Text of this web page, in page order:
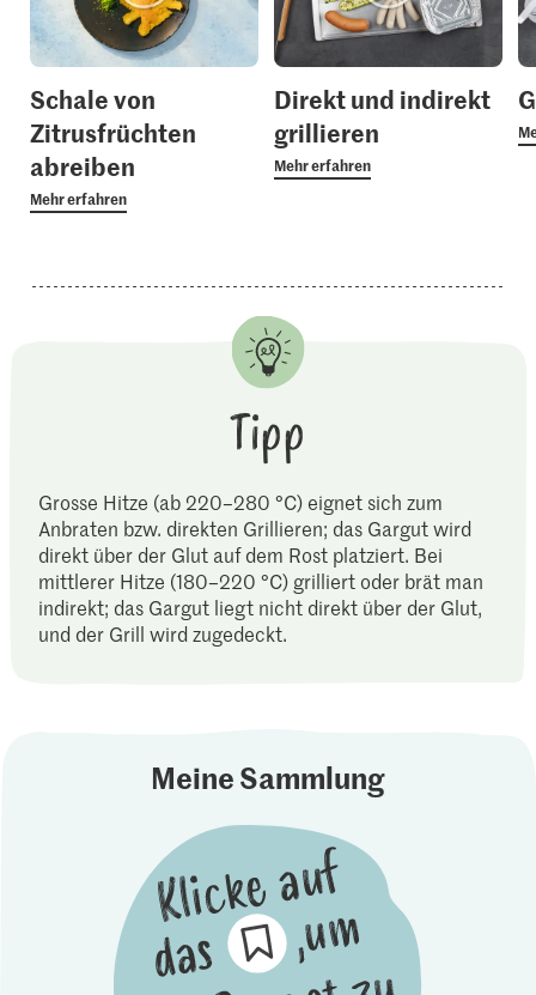
Schale von
Zitrusfrüchten
abreiben
Mehr erfahren
Direkt und indirekt
grillieren
Mehr erfahren
Tipp
Grosse Hitze (ab 220–280 °C) eignet sich zum
Anbraten bzw. direkten Grillieren; das Gargut wird
direkt über der Glut auf dem Rost platziert. Bei
mittlerer Hitze (180–220 °C) grilliert oder brät man
indirekt; das Gargut liegt nicht direkt über der Glut,
und der Grill wird zugedeckt.
Meine Sammlung